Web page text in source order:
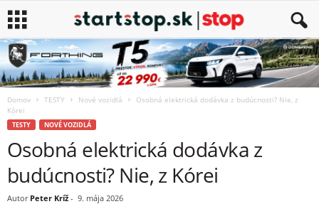
Domov TESTY Nové vozidlá
Osobná elektrická dodávka z budúcnosti? Nie, z
Kórei
TESTY NOVÉ VOZIDLÁ
Osobná elektrická dodávka z
budúcnosti? Nie, z Kórei
Autor Peter Kríž - 9. mája 2026